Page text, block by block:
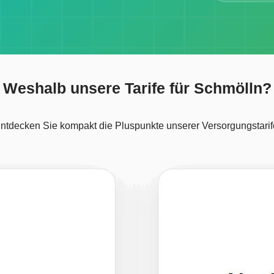
Weshalb unsere Tarife für Schmölln?
Sie kompakt die Pluspunkte unserer